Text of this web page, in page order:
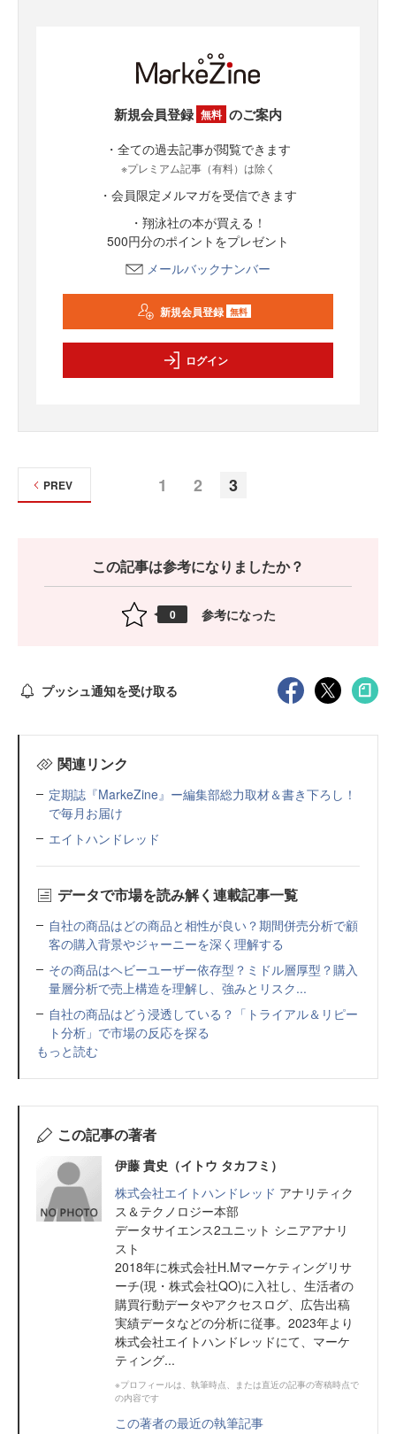
新規会員登録 無料 のご案内
・全ての過去記事が閲覧できます
※プレミアム記事（有料）は除く
・会員限定メルマガを受信できます
・翔泳社の本が買える！
500円分のポイントをプレゼント
メールバックナンバー
新規会員登録 無料
ログイン
1 2 3
PREV
この記事は参考になりましたか？
0 参考になった
プッシュ通知を受け取る
関連リンク
定期誌『MarkeZine』ー編集部総力取材＆書き下ろし！
で毎月お届け
エイトハンドレッド
データで市場を読み解く連載記事一覧
自社の商品はどの商品と相性が良い？期間併売分析で顧
客の購入背景やジャーニーを深く理解する
その商品はヘビーユーザー依存型？ミドル層厚型？購入
量層分析で売上構造を理解し、強みとリスク...
自社の商品はどう浸透している？「トライアル＆リピー
ト分析」で市場の反応を探る
もっと読む
この記事の著者
伊藤 貴史（イトウ タカフミ）
株式会社エイトハンドレッド アナリティク
ス＆テクノロジー本部
データサイエンス2ユニット シニアアナリ
スト
2018年に株式会社H.Mマーケティングリサ
ーチ(現・株式会社QO)に入社し、生活者の
購買行動データやアクセスログ、広告出稿
実績データなどの分析に従事。2023年より
株式会社エイトハンドレッドにて、マーケ
ティング...
※プロフィールは、執筆時点、または直近の記事の寄稿時点で
の内容です
この著者の最近の執筆記事